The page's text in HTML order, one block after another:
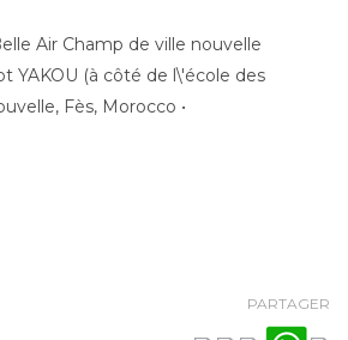
Air Champ de ville nouvelle
YAKOU (à côté de l\'école des
Fès, Morocco •
PARTAGER